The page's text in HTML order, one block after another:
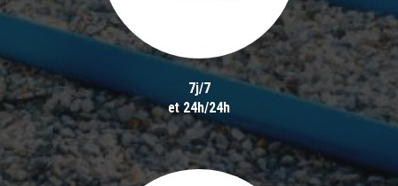
7j/7
et 24h/24h